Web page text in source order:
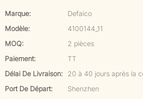
Marque:
Defaico
Modèle:
4100144_11
MOQ:
2 pièces
Paiement:
TT
Délai De Livraison:
20 à 40 jours après la
Port De Départ:
Shenzhen